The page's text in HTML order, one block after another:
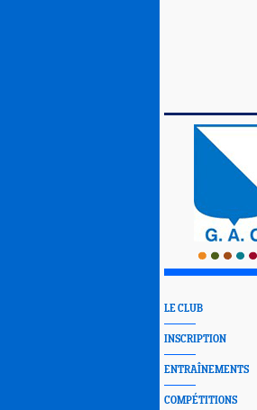
LE CLUB
INSCRIPTION
ENTRAÎNEMENTS
COMPÉTITIONS